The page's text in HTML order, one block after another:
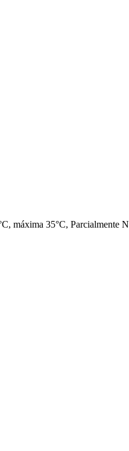
máxima 35°C, Parcialmente